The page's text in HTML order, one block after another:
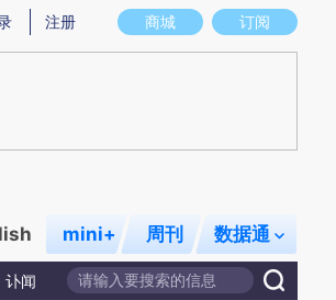
实意图存在偏差。不代表财新观点和立场。推荐点击
商城 订阅
注册
mini+ 周刊 数据通
讣闻